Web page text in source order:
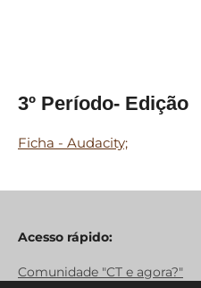
3º Período- Edição
Ficha - Audacity;
Acesso rápido:
Comunidade "CT e agora?"